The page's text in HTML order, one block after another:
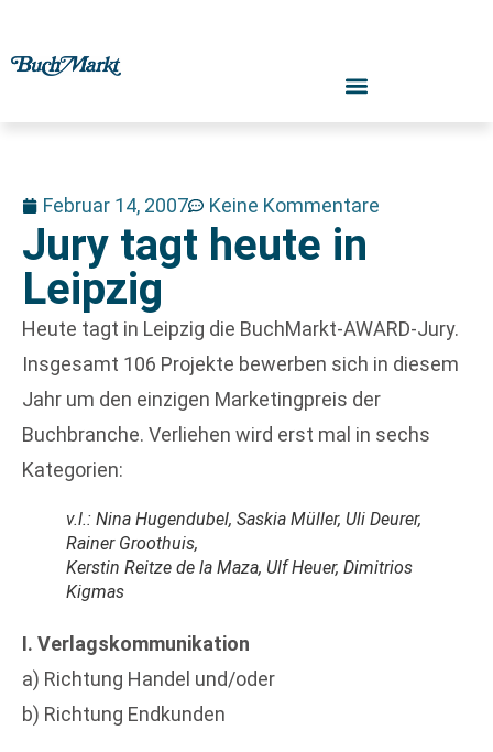
Februar 14, 2007 Keine Kommentare
Jury tagt heute in
Leipzig
Heute tagt in Leipzig die BuchMarkt-AWARD-Jury.
Insgesamt 106 Projekte bewerben sich in diesem
Jahr um den einzigen Marketingpreis der
Buchbranche. Verliehen wird erst mal in sechs
Kategorien:
v.l.: Nina Hugendubel, Saskia Müller, Uli Deurer,
Rainer Groothuis,
Kerstin Reitze de la Maza, Ulf Heuer, Dimitrios
Kigmas
I. Verlagskommunikation
a) Richtung Handel und/oder
b) Richtung Endkunden